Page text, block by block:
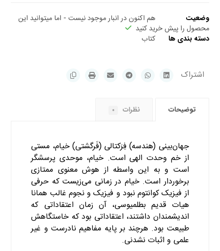
وضعیت
هم اکنون در انبار موجود نیست - اما میتوانید این
محصول را پیش خرید کنید
دسته بندی ها کتاب
توضیحات نظرات ۰
جهان‌بینی (هندسه) فِرَکتالی (فَرگشتی) خیام، مستی
از خم وحدت الهی است. خیام، موحدی پرسشگر
است و به این واسطه از هوش معنوی ممتازی
برخوردار است. خیام در زمانی می‌زیست که حرفی
از فیزیک کوانتوم نبود و فیزیک و نجوم غالب همانا
هیات قدیم بطلمیوسی، آن زمان اعتقاداتی که
اندیشمندان داشتند، اعتقاداتی بود که خاستگاهش
طبیعت بود. هرچند بر پایه مفاهیم نادرست و غیر
علمی و اثبات نشدنی.